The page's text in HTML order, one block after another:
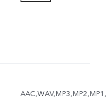
AAC,WAV,MP3,MP2,MP1,